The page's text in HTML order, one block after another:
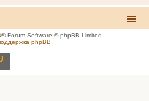
® Forum Software © phpBB Limited
phpBB